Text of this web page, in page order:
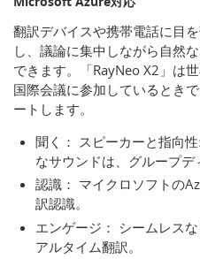
翻訳デバイスや携帯電話に目
し、議論に集中しながら自然
できます。「RayNeo X2」は
国際会議に参加しているとき
ートします。
聞く： スピーカーと指向
なサウンドは、グループデ
認識： マイクロソフトの
訳認識。
エンゲージ： シームレス
アルタイム翻訳。